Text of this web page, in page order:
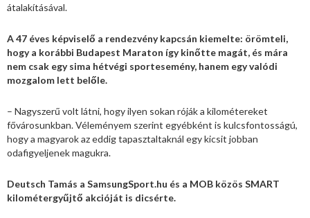
átalakításával.
A 47 éves képviselő a rendezvény kapcsán kiemelte: örömteli,
hogy a korábbi Budapest Maraton így kinőtte magát, és mára
nem csak egy sima hétvégi sportesemény, hanem egy valódi
mozgalom lett belőle.
– Nagyszerű volt látni, hogy ilyen sokan róják a kilométereket
fővárosunkban. Véleményem szerint egyébként is kulcsfontosságú,
hogy a magyarok az eddig tapasztaltaknál egy kicsit jobban
odafigyeljenek magukra.
Deutsch Tamás a SamsungSport.hu és a MOB közös SMART
kilométergyűjtő akcióját is dicsérte.